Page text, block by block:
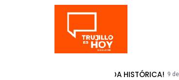
EN UNA JORNADA HISTÓRICA! 9 de agosto de 2026